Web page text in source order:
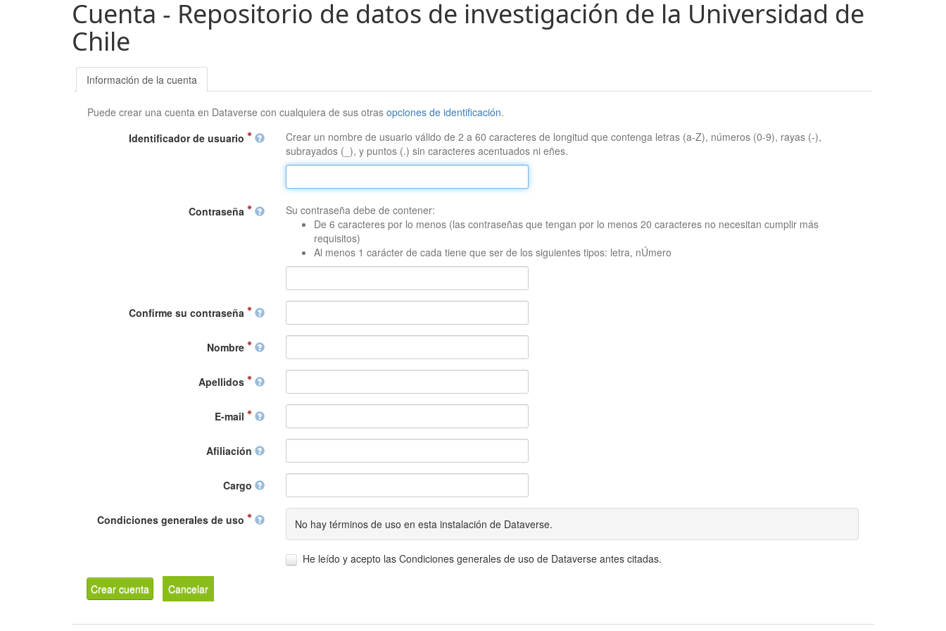
Cuenta - Repositorio de datos de investigación de la Universidad de
Chile
Información de la cuenta
Puede crear una cuenta en Dataverse con cualquiera de sus otrasopciones de identificación.
Identificador de usuario
Crear un nombre de usuario válido de 2 a 60 caracteres de longitud que contenga letras (a-Z), números (0-9), rayas (-),
subrayados (_), y puntos (.) sin caracteres acentuados ni eñes.
Contraseña
Su contraseña debe de contener:
De 6 caracteres por lo menos (las contraseñas que tengan por lo menos 20 caracteres no necesitan cumplir más
requisitos)
Al menos 1 carácter de cada tiene que ser de los siguientes tipos: letra, nÚmero
Confirme su contraseña
Nombre
Apellidos
E-mail
Afiliación
Cargo
Condiciones generales de uso No hay términos de uso en esta instalación de Dataverse.
He leído y acepto las Condiciones generales de uso de Dataverse antes citadas.
Crear cuenta Cancelar